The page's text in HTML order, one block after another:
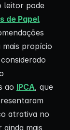
leitor pode
de Papel
propício
ao IPCA, que
atrativa no
mais